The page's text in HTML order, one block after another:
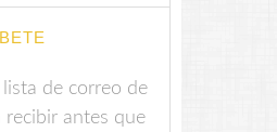
de correo de
recibir antes que